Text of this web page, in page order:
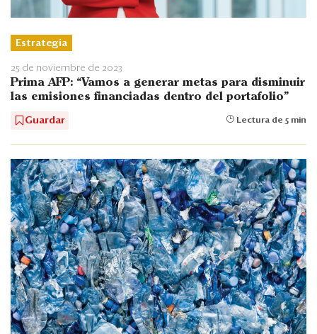
Estrategia
25 de noviembre de 2023
Prima AFP: “Vamos a generar metas para disminuir
las emisiones financiadas dentro del portafolio”
Guardar Lectura de 5 min